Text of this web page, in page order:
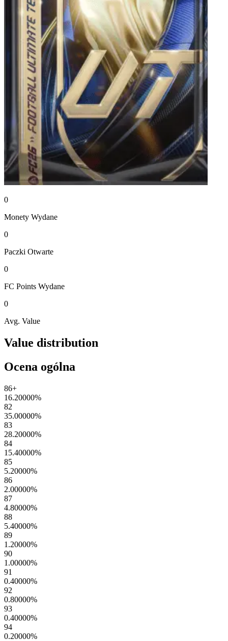
0
Monety Wydane
0
Paczki Otwarte
0
FC Points Wydane
0
Avg. Value
Value distribution
Ocena ogólna
86+
16.20000%
82
35.00000%
83
28.20000%
84
15.40000%
85
5.20000%
86
2.00000%
87
4.80000%
88
5.40000%
89
1.20000%
90
1.00000%
91
0.40000%
92
0.80000%
93
0.40000%
94
0.20000%